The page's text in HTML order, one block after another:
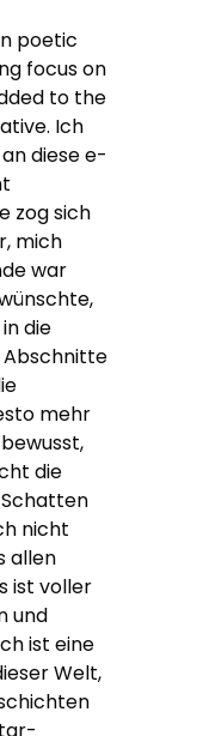
poetic
focus on
to the
Ich
diese e-
zog sich
mich
war
die
mehr
die
nicht
allen
ist voller
und
ist eine
Welt,